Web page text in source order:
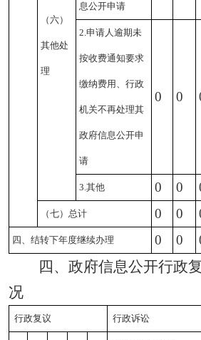
（六）
其他处
理
息公开申请
2.申请人逾期未
按收费通知要求
缴纳费用、行政
机关不再处理其
政府信息公开申
请
0 0
3.其他 0 0
（七）总计 0 0
四、结转下年度继续办理 0 0
四、政府信息公开行政
况
行政复议 行政诉讼